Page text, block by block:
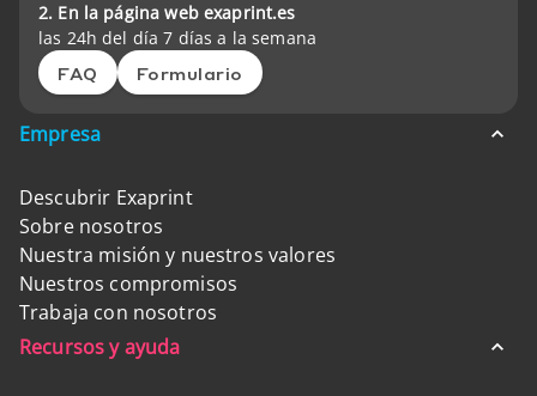
2. En la página web exaprint.es
las 24h del día 7 días a la semana
FAQ Formulario
Empresa
Descubrir Exaprint
Sobre nosotros
Nuestra misión y nuestros valores
Nuestros compromisos
Trabaja con nosotros
Recursos y ayuda